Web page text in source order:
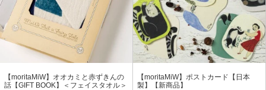
【moritaMiW】オオカミと赤ずきんの
話【GIFT BOOK】＜フェイスタオル＞
【moritaMiW】ポストカード【日本
製】【新商品】